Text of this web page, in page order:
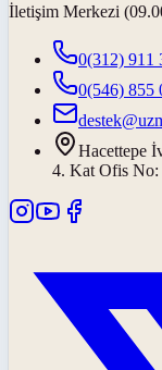
İletişim Merkezi
0(312) 911
0(546) 855
Hacettepe
4. Kat Ofis